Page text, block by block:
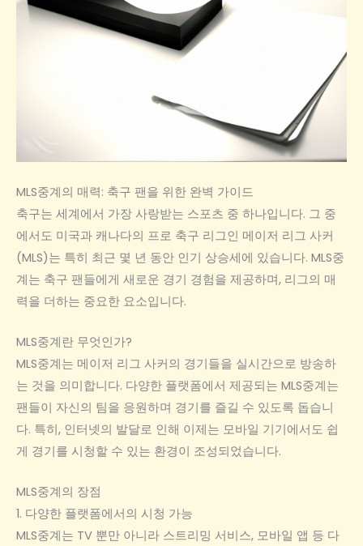
MLS중계의 매력: 축구 팬을 위한 완벽 가이드
축구는 세계에서 가장 사랑받는 스포츠 중 하나입니다. 그 중
에서도 미국과 캐나다의 프로 축구 리그인 메이저 리그 사커
(MLS)는 특히 최근 몇 년 동안 인기 상승세에 있습니다. MLS중
계는 축구 팬들에게 새로운 경기 경험을 제공하며, 리그의 매
력을 더하는 중요한 요소입니다.
MLS중계란 무엇인가?
MLS중계는 메이저 리그 사커의 경기들을 실시간으로 방송하
는 것을 의미합니다. 다양한 플랫폼에서 제공되는 MLS중계는
팬들이 자신의 팀을 응원하며 경기를 즐길 수 있도록 돕습니
다. 특히, 인터넷의 발달로 인해 이제는 모바일 기기에서도 쉽
게 경기를 시청할 수 있는 환경이 조성되었습니다.
MLS중계의 장점
1. 다양한 플랫폼에서의 시청 가능
MLS중계는 TV 뿐만 아니라 스트리밍 서비스, 모바일 앱 등 다